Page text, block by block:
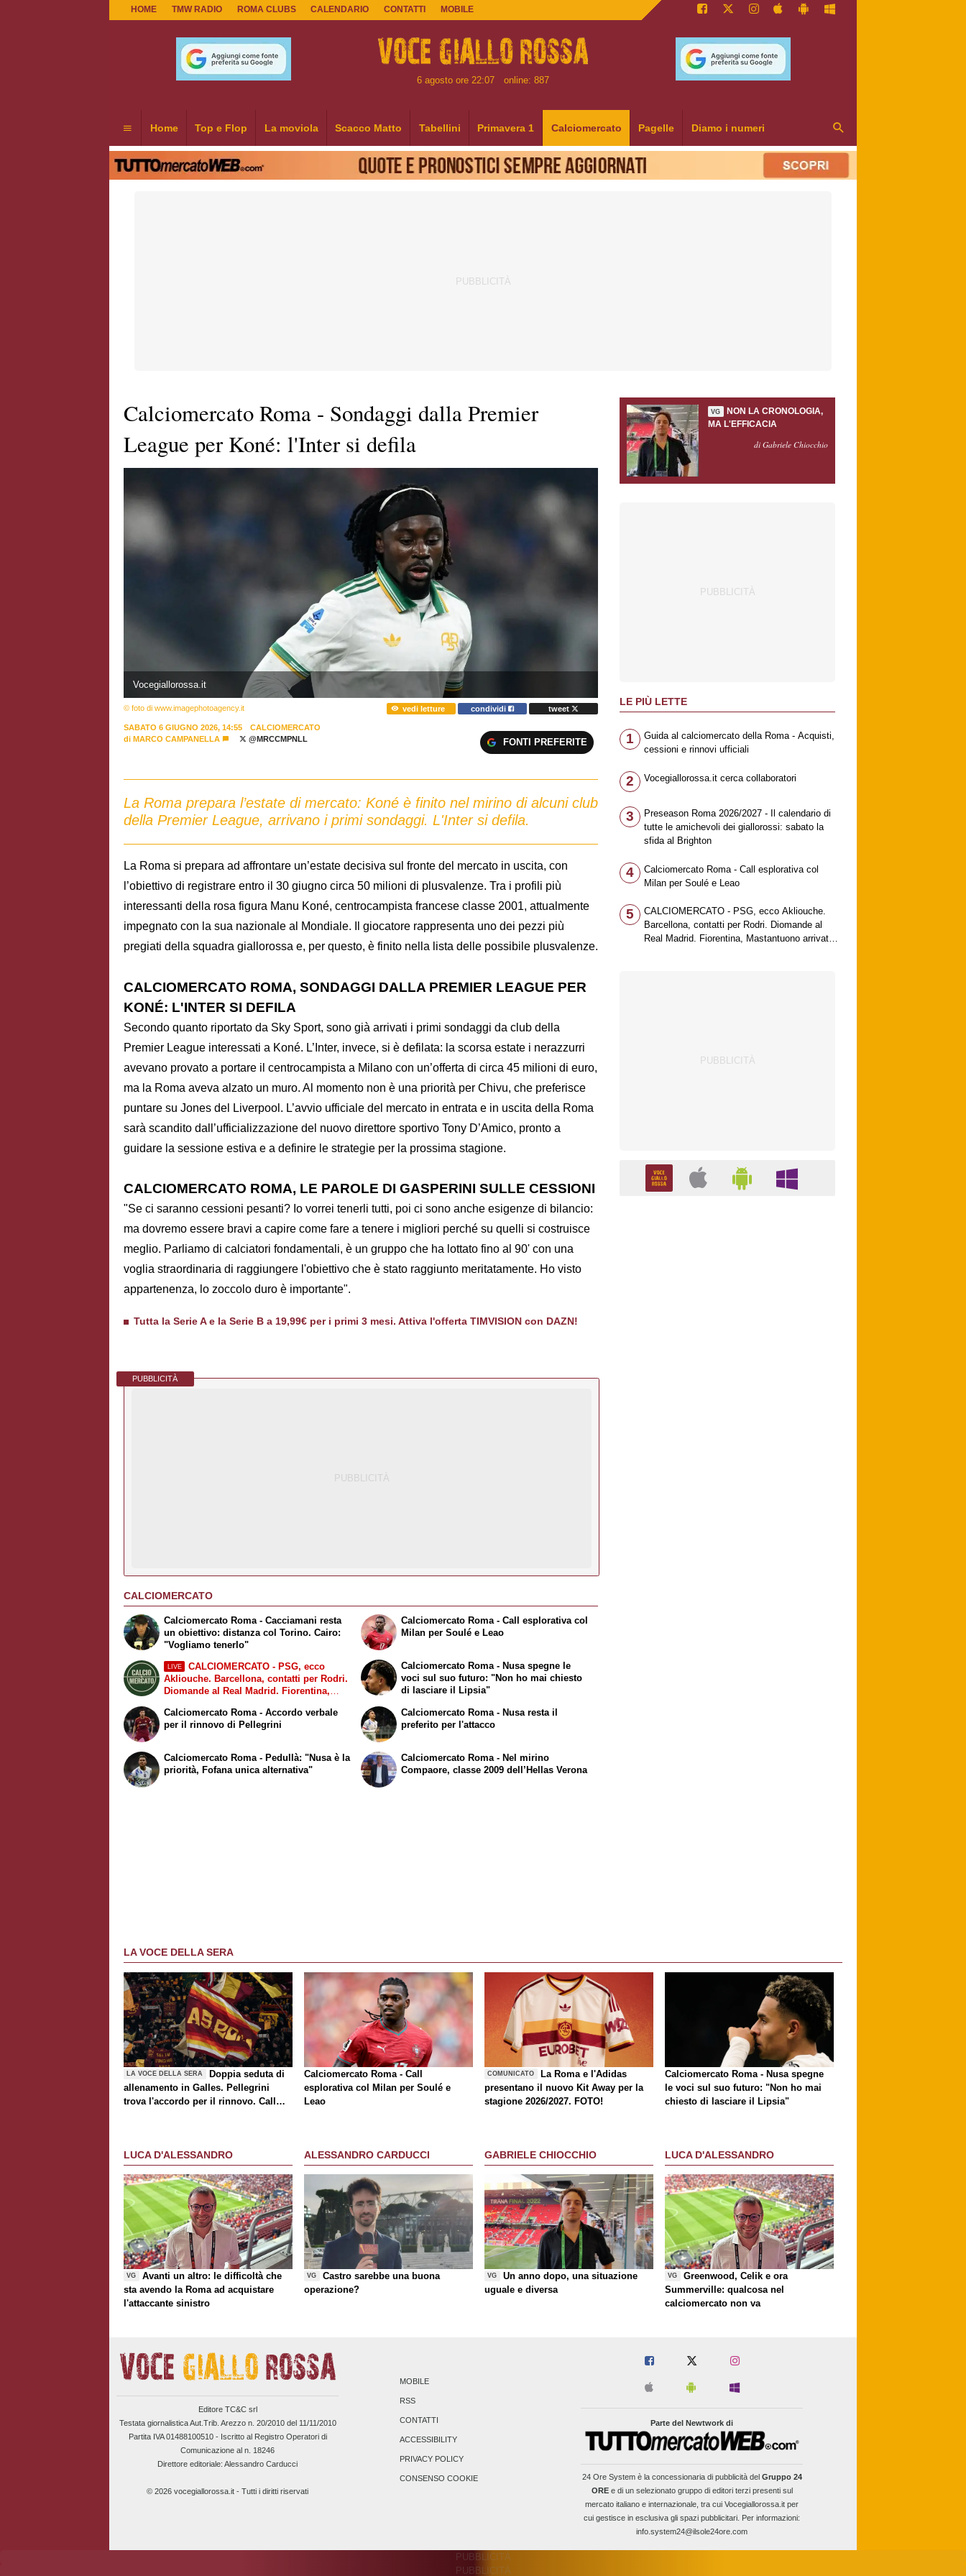
HOME TMW RADIO ROMA CLUBS CALENDARIO CONTATTI MOBILE
6 agosto ore 22:07 online: 887
Home Top e Flop La moviola Scacco Matto Tabellini Primavera 1 Calciomercato Pagelle Diamo i numeri
Calciomercato Roma - Sondaggi dalla Premier
League per Koné: l'Inter si defila
Vocegiallorossa.it
© foto di www.imagephotoagency.it vedi letture condividi tweet
SABATO 6 GIUGNO 2026, 14:55
CALCIOMERCATO
di MARCO CAMPANELLA @MRCCMPNLL FONTI PREFERITE
La Roma prepara l’estate di mercato: Koné è finito nel mirino di alcuni club
della Premier League, arrivano i primi sondaggi. L'Inter si defila.
La Roma si prepara ad affrontare un’estate decisiva sul fronte del mercato in uscita, con
l’obiettivo di registrare entro il 30 giugno circa 50 milioni di plusvalenze. Tra i profili più
interessanti della rosa figura Manu Koné, centrocampista francese classe 2001, attualmente
impegnato con la sua nazionale al Mondiale. Il giocatore rappresenta uno dei pezzi più
pregiati della squadra giallorossa e, per questo, è finito nella lista delle possibile plusvalenze.
CALCIOMERCATO ROMA, SONDAGGI DALLA PREMIER LEAGUE PER
KONÉ: L'INTER SI DEFILA
Secondo quanto riportato da Sky Sport, sono già arrivati i primi sondaggi da club della
Premier League interessati a Koné. L’Inter, invece, si è defilata: la scorsa estate i nerazzurri
avevano provato a portare il centrocampista a Milano con un’offerta di circa 45 milioni di euro,
ma la Roma aveva alzato un muro. Al momento non è una priorità per Chivu, che preferisce
puntare su Jones del Liverpool. L’avvio ufficiale del mercato in entrata e in uscita della Roma
sarà scandito dall’ufficializzazione del nuovo direttore sportivo Tony D’Amico, pronto a
guidare la sessione estiva e a definire le strategie per la prossima stagione.
CALCIOMERCATO ROMA, LE PAROLE DI GASPERINI SULLE CESSIONI
"Se ci saranno cessioni pesanti? Io vorrei tenerli tutti, poi ci sono anche esigenze di bilancio:
ma dovremo essere bravi a capire come fare a tenere i migliori perché su quelli si costruisce
meglio. Parliamo di calciatori fondamentali, è un gruppo che ha lottato fino al 90' con una
voglia straordinaria di raggiungere l'obiettivo che è stato raggiunto meritatamente. Ho visto
appartenenza, lo zoccolo duro è importante".
Tutta la Serie A e la Serie B a 19,99€ per i primi 3 mesi. Attiva l'offerta TIMVISION con DAZN!
PUBBLICITÀ
CALCIOMERCATO
Calciomercato Roma - Cacciamani resta
un obiettivo: distanza col Torino. Cairo:
"Vogliamo tenerlo"
LIVE
CALCIOMERCATO - PSG, ecco
Akliouche. Barcellona, contatti per Rodri.
Diomande al Real Madrid. Fiorentina,
al Galatasaray per Leao
Calciomercato Roma - Call esplorativa col
Milan per Soulé e Leao
Calciomercato Roma - Nusa spegne le
voci sul suo futuro: "Non ho mai chiesto
di lasciare il Lipsia"
Calciomercato Roma - Accordo verbale
per il rinnovo di Pellegrini
Calciomercato Roma - Pedullà: "Nusa è la
priorità, Fofana unica alternativa"
Calciomercato Roma - Nusa resta il
preferito per l'attacco
Calciomercato Roma - Nel mirino
Compaore, classe 2009 dell’Hellas Verona
VG
NON LA CRONOLOGIA,
MA L'EFFICACIA
di Gabriele Chiocchio
LE PIÙ LETTE
1
Guida al calciomercato della Roma - Acquisti,
cessioni e rinnovi ufficiali
2 Vocegiallorossa.it cerca collaboratori
3
Preseason Roma 2026/2027 - Il calendario di
tutte le amichevoli dei giallorossi: sabato la
sfida al Brighton
4
Calciomercato Roma - Call esplorativa col
Milan per Soulé e Leao
5
CALCIOMERCATO - PSG, ecco Akliouche.
Barcellona, contatti per Rodri. Diomande al
Real Madrid. Fiorentina, Mastantuono arrivato
LA VOCE DELLA SERA
LA VOCE DELLA SERA
Doppia seduta di
allenamento in Galles. Pellegrini
trova l'accordo per il rinnovo. Call
Calciomercato Roma - Call
esplorativa col Milan per Soulé e
Leao
COMUNICATO
La Roma e l'Adidas
presentano il nuovo Kit Away per la
stagione 2026/2027. FOTO!
Calciomercato Roma - Nusa spegne
le voci sul suo futuro: "Non ho mai
chiesto di lasciare il Lipsia"
LUCA D'ALESSANDRO
VG
Avanti un altro: le difficoltà che
sta avendo la Roma ad acquistare
l'attaccante sinistro
ALESSANDRO CARDUCCI
VG
Castro sarebbe una buona
operazione?
GABRIELE CHIOCCHIO
VG
Un anno dopo, una situazione
uguale e diversa
LUCA D'ALESSANDRO
VG
Greenwood, Celik e ora
Summerville: qualcosa nel
calciomercato non va
Editore TC&C srl
Testata giornalistica Aut.Trib. Arezzo n. 20/2010 del 11/11/2010
Partita IVA 01488100510 - Iscritto al Registro Operatori di
Comunicazione al n. 18246
Direttore editoriale: Alessandro Carducci
© 2026 vocegiallorossa.it - Tutti i diritti riservati
MOBILE
RSS
CONTATTI
ACCESSIBILITY
PRIVACY POLICY
CONSENSO COOKIE
Parte del Newtwork di
24 Ore Systemè la concessionaria di pubblicità del Gruppo 24
OREe di un selezionato gruppo di editori terzi presenti sul
mercato italiano e internazionale, tra cui Vocegiallorossa.it per
cui gestisce in esclusiva gli spazi pubblicitari. Per informazioni:
info.system24@ilsole24ore.com